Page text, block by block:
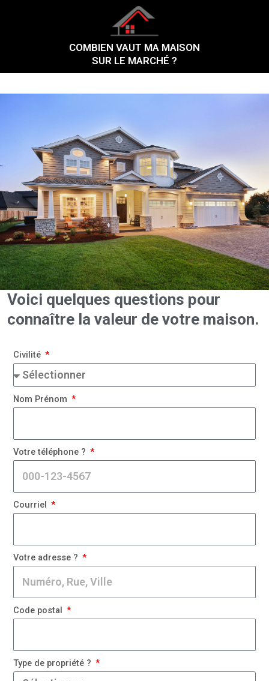
COMBIEN VAUT MA MAISON
SUR LE MARCHÉ ?
Voici quelques questions pour
connaître la valeur de votre maison.
Civilité
Nom Prénom
Votre téléphone ?
Courriel
Votre adresse ?
Code postal
Type de propriété ?